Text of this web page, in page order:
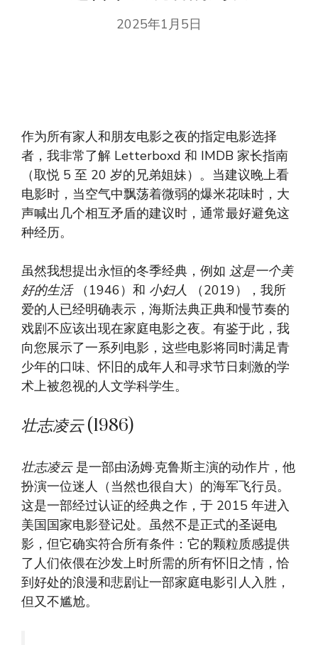
2025年1月5日
作为所有家人和朋友电影之夜的指定电影选择
者，我非常了解 Letterboxd 和 IMDB 家长指南
（取悦 5 至 20 岁的兄弟姐妹）。当建议晚上看
电影时，当空气中飘荡着微弱的爆米花味时，大
声喊出几个相互矛盾的建议时，通常最好避免这
种经历。
虽然我想提出永恒的冬季经典，例如 这是一个美
好的生活（1946）和 小妇人 （2019），我所
爱的人已经明确表示，海斯法典正典和慢节奏的
戏剧不应该出现在家庭电影之夜。有鉴于此，我
向您展示了一系列电影，这些电影将同时满足青
少年的口味、怀旧的成年人和寻求节日刺激的学
术上被忽视的人文学科学生。
壮志凌云(1986)
壮志凌云是一部由汤姆·克鲁斯主演的动作片，他
扮演一位迷人（当然也很自大）的海军飞行员。
这是一部经过认证的经典之作，于 2015 年进入
美国国家电影登记处。虽然不是正式的圣诞电
影，但它确实符合所有条件：它的颗粒质感提供
了人们依偎在沙发上时所需的所有怀旧之情，恰
到好处的浪漫和悲剧让一部家庭电影引人入胜，
但又不尴尬。